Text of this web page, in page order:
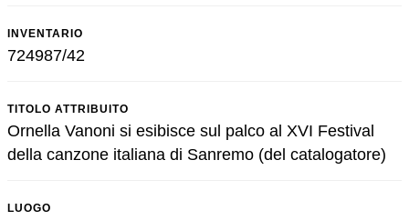
INVENTARIO
724987/42
TITOLO ATTRIBUITO
Ornella Vanoni si esibisce sul palco al XVI Festival
della canzone italiana di Sanremo (del catalogatore)
LUOGO